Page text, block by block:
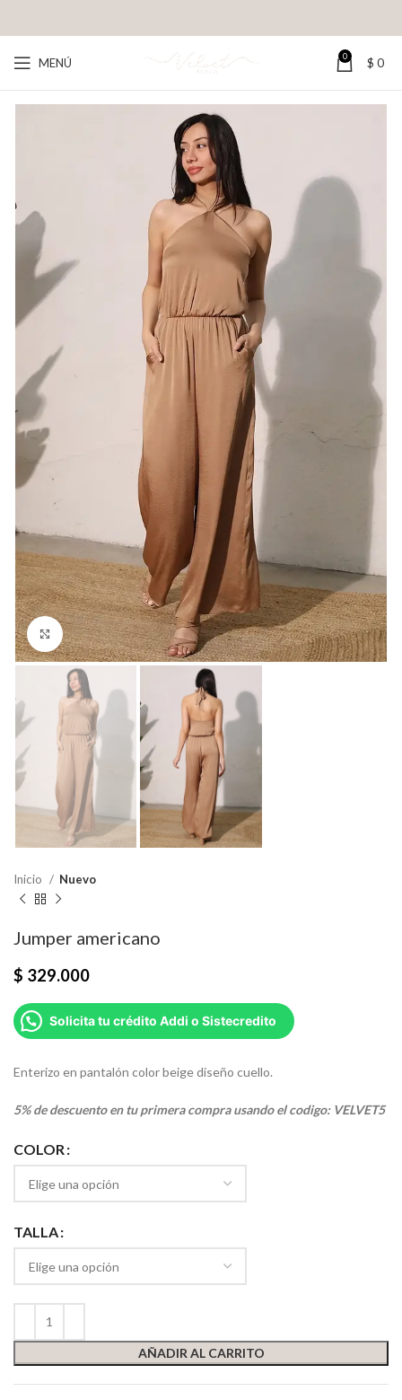
MENÚ 0 $ 0
Click para agrandar
Inicio Nuevo
Jumper americano
$ 329.000
Solicita tu crédito Addi o Sistecredito
Enterizo en pantalón color beige diseño cuello.
5% de descuento en tu primera compra usando el codigo: VELVET5
COLOR
TALLA
AÑADIR AL CARRITO